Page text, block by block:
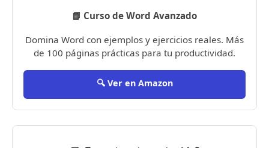
📘 Curso de Word Avanzado
Domina Word con ejemplos y ejercicios reales. Más
de 100 páginas prácticas para tu productividad.
🔍 Ver en Amazon